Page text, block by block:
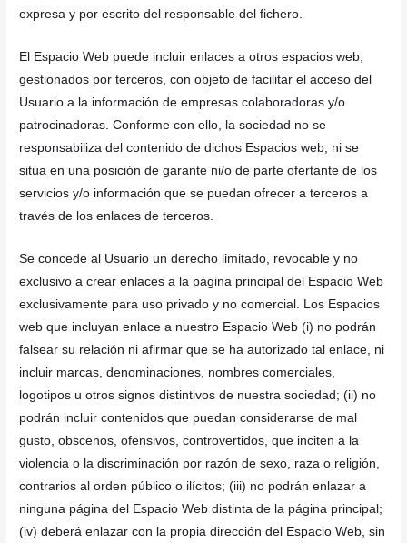
expresa y por escrito del responsable del fichero.
El Espacio Web puede incluir enlaces a otros espacios web,
gestionados por terceros, con objeto de facilitar el acceso del
Usuario a la información de empresas colaboradoras y/o
patrocinadoras. Conforme con ello, la sociedad no se
responsabiliza del contenido de dichos Espacios web, ni se
sitúa en una posición de garante ni/o de parte ofertante de los
servicios y/o información que se puedan ofrecer a terceros a
través de los enlaces de terceros.
Se concede al Usuario un derecho limitado, revocable y no
exclusivo a crear enlaces a la página principal del Espacio Web
exclusivamente para uso privado y no comercial. Los Espacios
web que incluyan enlace a nuestro Espacio Web (i) no podrán
falsear su relación ni afirmar que se ha autorizado tal enlace, ni
incluir marcas, denominaciones, nombres comerciales,
logotipos u otros signos distintivos de nuestra sociedad; (ii) no
podrán incluir contenidos que puedan considerarse de mal
gusto, obscenos, ofensivos, controvertidos, que inciten a la
violencia o la discriminación por razón de sexo, raza o religión,
contrarios al orden público o ilícitos; (iii) no podrán enlazar a
ninguna página del Espacio Web distinta de la página principal;
(iv) deberá enlazar con la propia dirección del Espacio Web, sin